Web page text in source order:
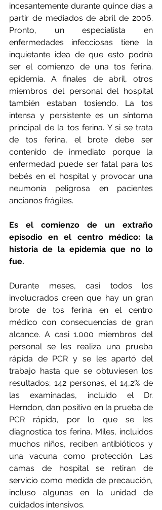
incesantemente durante quince días a
partir de mediados de abril de 2006.
Pronto, un especialista en
enfermedades infecciosas tiene la
inquietante idea de que esto podría
ser el comienzo de una tos ferina.
epidemia. A finales de abril, otros
miembros del personal del hospital
también estaban tosiendo. La tos
intensa y persistente es un síntoma
principal de la tos ferina. Y si se trata
de tos ferina, el brote debe ser
contenido de inmediato porque la
enfermedad puede ser fatal para los
bebés en el hospital y provocar una
neumonía peligrosa en pacientes
ancianos frágiles.
Es el comienzo de un extraño
episodio en el centro médico: la
historia de la epidemia que no lo
fue.
Durante meses, casi todos los
involucrados creen que hay un gran
brote de tos ferina en el centro
médico con consecuencias de gran
alcance. A casi 1.000 miembros del
personal se les realiza una prueba
rápida de PCR y se les apartó del
trabajo hasta que se obtuviesen los
resultados; 142 personas, el 14,2% de
las examinadas, incluido el Dr.
Herndon, dan positivo en la prueba de
PCR rápida, por lo que se les
diagnostica tos ferina. Miles, incluidos
muchos niños, reciben antibióticos y
una vacuna como protección. Las
camas de hospital se retiran de
servicio como medida de precaución,
incluso algunas en la unidad de
cuidados intensivos.